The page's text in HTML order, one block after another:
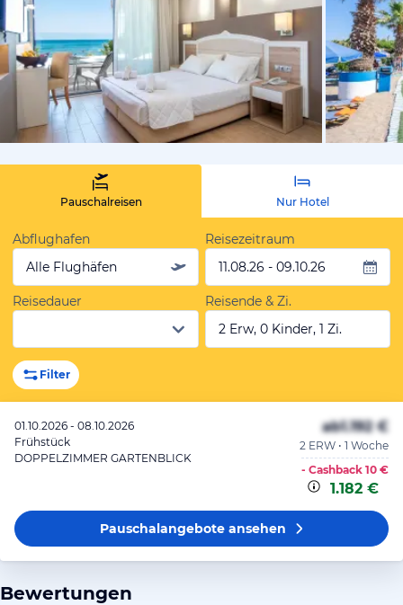
vom
Pauschalreisen Nur Hotel
Abflughafen
Alle Flughäfen
Reisezeitraum
11.08.26 - 09.10.26
Reisedauer
Reisende & Zi.
2 Erw, 0 Kinder, 1 Zi.
Filter
01.10.2026 - 08.10.2026
Frühstück
DOPPELZIMMER GARTENBLICK
ab1.192 €
2 ERW • 1 Woche
- Cashback 10 €
1.182 €
Pauschalangeboteansehen
Bewertungen